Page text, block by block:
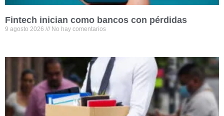
Fintech inician como bancos con pérdidas
9 agosto 2026 No hay comentarios